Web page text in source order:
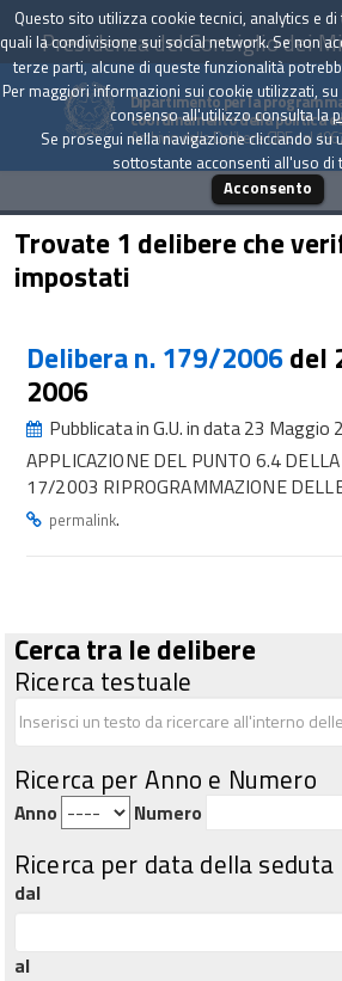
Presidenza del Consiglio dei
Dipartimento per la
coordinamento della politica
Archivio delle Delibere CIPE dal
Trovate 1 delibere che
impostati
Delibera n. 179/2006del
2006
Pubblicata in G.U. in data 23 Maggio
APPLICAZIONE DEL PUNTO 6.4
17/2003 RIPROGRAMMAZIONE
permalink.
Cerca tra le delibere
Ricerca testuale
Ricerca per Anno e Numero
Anno Numero
Ricerca per data della seduta
dal
al
Questo sito utilizza cookie tecnici, analytics e
quali la condivisione sui social network. Se non
terze parti, alcune di queste funzionalità
Per maggiori informazioni sui cookie utilizzati,
consenso all'utilizzo consulta la
Se prosegui nella navigazione cliccando su
sottostante acconsenti all'uso di
Acconsento